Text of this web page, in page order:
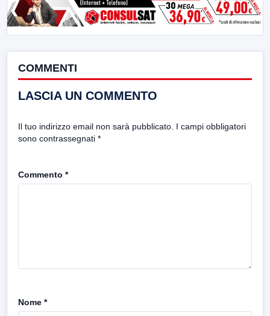
COMMENTI
LASCIA UN COMMENTO
Il tuo indirizzo email non sarà pubblicato. I campi obbligatori
sono contrassegnati *
Commento *
Nome *